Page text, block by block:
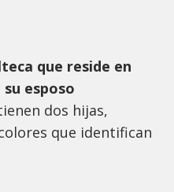
que reside en
esposo
dos hijas,
que identifican